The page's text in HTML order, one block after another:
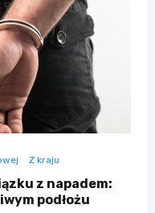
Z kraju
z napadem:
podłożu